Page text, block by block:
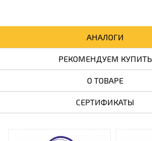
АНАЛОГИ
РЕКОМЕНДУЕМ КУПИТЬ
О ТОВАРЕ
СЕРТИФИКАТЫ